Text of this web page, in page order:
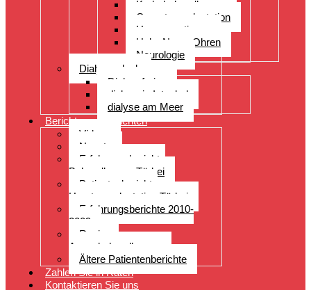
Krebsbehandlungen
Organtransplantation
Herzoperationen
Hals, Nase, Ohren
Neurologie
Dialyseurlaub
Dialyseferien
dialyse in Istanbul
dialyse am Meer
Berichte von Patienten
Videos
Neuste
Erfahrungsberichte
Behandlungen Türkei
Patientenberichte
Haartransplantation Türkei
Erfahrungsberichte 2010-
2009
Reviews
Augenbehandlungen
Ältere Patientenberichte
Zahlen Sie in Raten
Kontaktieren Sie uns